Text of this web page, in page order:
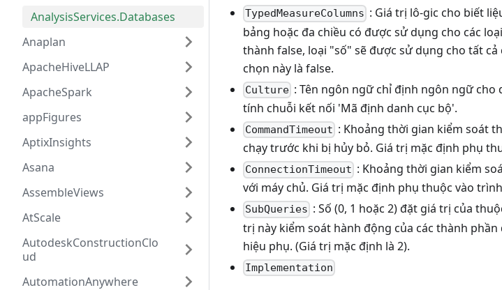
AnalysisServices.Databases
Anaplan
ApacheHiveLLAP
ApacheSpark
appFigures
AptixInsights
Asana
AssembleViews
AtScale
AutodeskConstructionClo
ud
AutomationAnywhere
TypedMeasureColumns : Giá trị lô-gic cho biết
bảng hoặc đa chiều có được sử dụng cho các
thành false, loại "số" sẽ được sử dụng cho tất
chọn này là false.
Culture : Tên ngôn ngữ chỉ định ngôn ngữ
tính chuỗi kết nối 'Mã định danh cục bộ'.
CommandTimeout : Khoảng thời gian kiểm soát
chạy trước khi bị hủy bỏ. Giá trị mặc định phụ
ConnectionTimeout : Khoảng thời gian kiểm
với máy chủ. Giá trị mặc định phụ thuộc vào
SubQueries : Số (0, 1 hoặc 2) đặt giá trị của
trị này kiểm soát hành động của các thành
hiệu phụ. (Giá trị mặc định là 2).
Implementation